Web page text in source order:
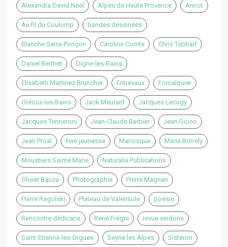
Alexandra David Neel Alpes de Haute Provence Annot
Au fil du Coulomp bandes dessinées
Blanche Serre-Ponçon Caroline Comte Chris Tabbart
Daniel Berthet Digne-les-Bains
Elisabeth Martinez Bruncher Entrevaux Forcalquier
Gréoux-les-Bains Jack Meurant Jacques Lecugy
Jacques Tenneroni Jean-Claude Barbier Jean Giono
Jean Proal livre jeunesse Manosque Maria Borrely
Moustiers Sainte Marie Naturalia Publications
Olivier Bauza Photographie Pierre Magnan
Pierre Ragolski Plateau de Valensole poésie
Rencontre dédicace René Frégni revue verdons
Saint-Etienne-les-Orgues Seyne les Alpes Sisteron